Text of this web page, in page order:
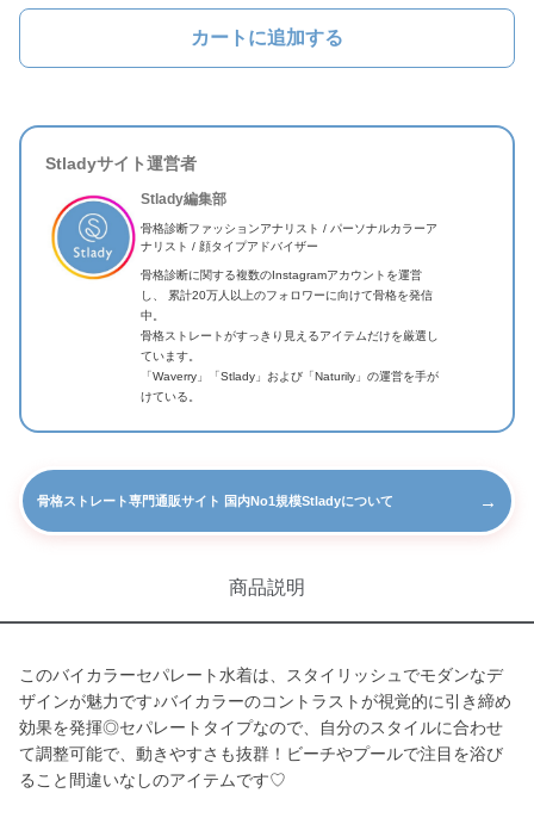
カートに追加する
Stladyサイト運営者
Stlady編集部
骨格診断ファッションアナリスト / パーソナルカラーア
ナリスト / 顔タイプアドバイザー
骨格診断に関する複数のInstagramアカウントを運営
し、 累計20万人以上のフォロワーに向けて骨格を発信
中。
骨格ストレートがすっきり見えるアイテムだけを厳選し
ています。
「Waverry」「Stlady」および「Naturily」の運営を手が
けている。
骨格ストレート専門通販サイト 国内No1規模Stladyについて →
商品説明
このバイカラーセパレート水着は、スタイリッシュでモダンなデ
ザインが魅力です♪バイカラーのコントラストが視覚的に引き締め
効果を発揮◎セパレートタイプなので、自分のスタイルに合わせ
て調整可能で、動きやすさも抜群！ビーチやプールで注目を浴び
ること間違いなしのアイテムです♡